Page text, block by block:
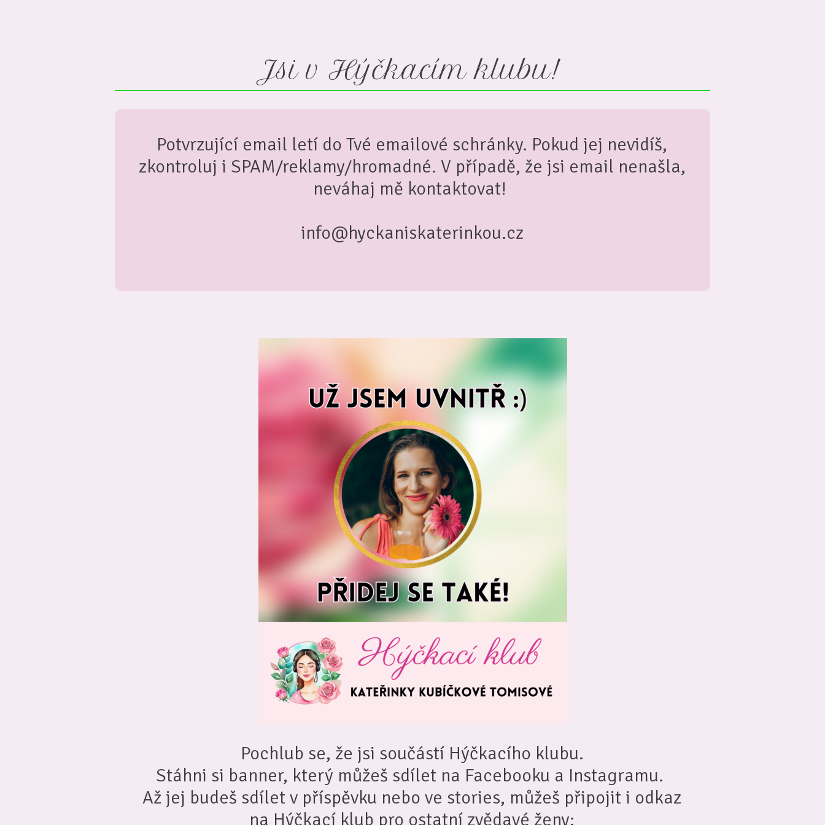
Jsi v Hýčkacím klubu!
Potvrzující email letí do Tvé emailové schránky. Pokud jej nevidíš,
zkontroluj i SPAM/reklamy/hromadné. V případě, že jsi email nenašla,
neváhaj mě kontaktovat!
info@hyckaniskaterinkou.cz
Pochlub se, že jsi součástí Hýčkacího klubu.
Stáhni si banner, který můžeš sdílet na Facebooku a Instagramu.
Až jej budeš sdílet v příspěvku nebo ve stories, můžeš připojit i odkaz
na Hýčkací klub pro ostatní zvědavé ženy: